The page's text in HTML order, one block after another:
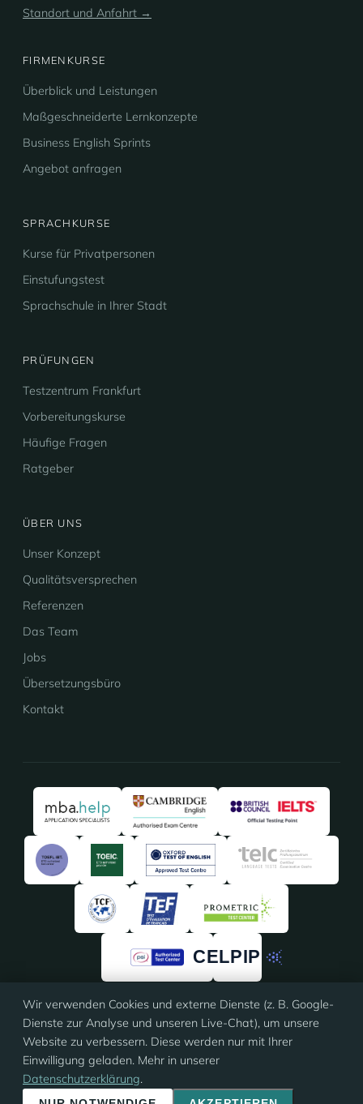
Standort und Anfahrt →
FIRMENKURSE
Überblick und Leistungen
Maßgeschneiderte Lernkonzepte
Business English Sprints
Angebot anfragen
SPRACHKURSE
Kurse für Privatpersonen
Einstufungstest
Sprachschule in Ihrer Stadt
PRÜFUNGEN
Testzentrum Frankfurt
Vorbereitungskurse
Häufige Fragen
Ratgeber
ÜBER UNS
Unser Konzept
Qualitätsversprechen
Referenzen
Das Team
Jobs
Übersetzungsbüro
Kontakt
★★★★★★★★★★
4,91/5 · 135 Bewertungen
auf
ProvenExpert
© 2026 Eloquia · ISO 9001 zertifiziert
Impressum·AGB·Datenschutz Cookie-Einstellungen
Wir verwenden Cookies und externe Dienste (z. B. Google-
Dienste zur Analyse und unseren Live-Chat), um unsere
Website zu verbessern. Diese werden nur mit Ihrer
Einwilligung geladen. Mehr in unserer
Datenschutzerklärung.